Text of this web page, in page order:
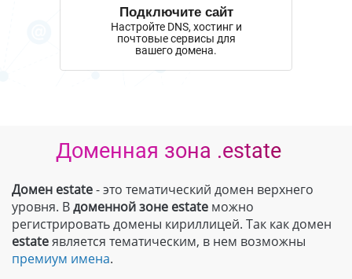
Подключите сайт
Настройте DNS, хостинг и
почтовые сервисы для
вашего домена.
Доменная зона .estate
Домен estate- это тематический домен верхнего
уровня. Вдоменной зоне estate можно
регистрировать домены кириллицей. Так как домен
estateявляется тематическим, в нем возможны
премиум имена.